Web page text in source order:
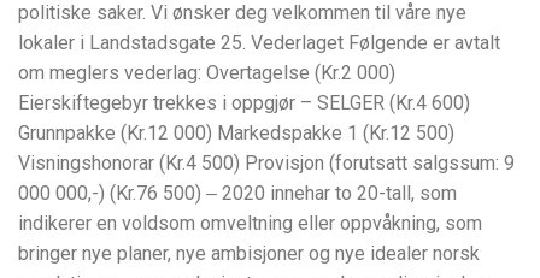
politiske saker. Vi ønsker deg velkommen til våre nye
lokaler i Landstadsgate 25. Vederlaget Følgende er avtalt
om meglers vederlag: Overtagelse (Kr.2 000)
Eierskiftegebyr trekkes i oppgjør – SELGER (Kr.4 600)
Grunnpakke (Kr.12 000) Markedspakke 1 (Kr.12 500)
Visningshonorar (Kr.4 500) Provisjon (forutsatt salgssum: 9
000 000,-) (Kr.76 500) ‒ 2020 innehar to 20-tall, som
indikerer en voldsom omveltning eller oppvåkning, som
bringer nye planer, nye ambisjoner og nye idealer norsk